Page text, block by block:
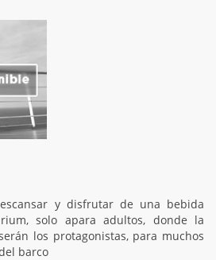
y disfrutar de una bebida
solo apara adultos, donde la
los protagonistas, para muchos
barco